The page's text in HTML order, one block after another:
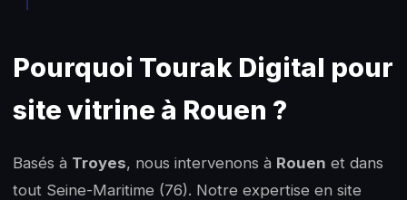
Pourquoi Tourak Digital pour
site vitrine à Rouen ?
Basés à Troyes, nous intervenons à Rouen et dans
tout Seine-Maritime (76). Notre expertise en site